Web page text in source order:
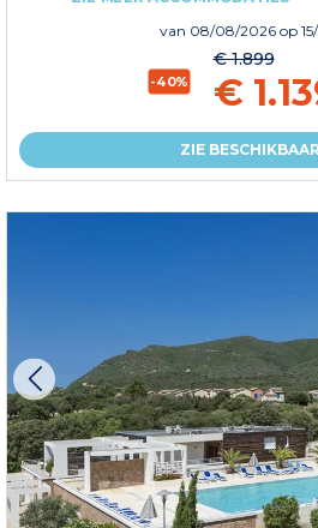
van 08/08/2026 op
-40%
€ 1.899
€
ZIE